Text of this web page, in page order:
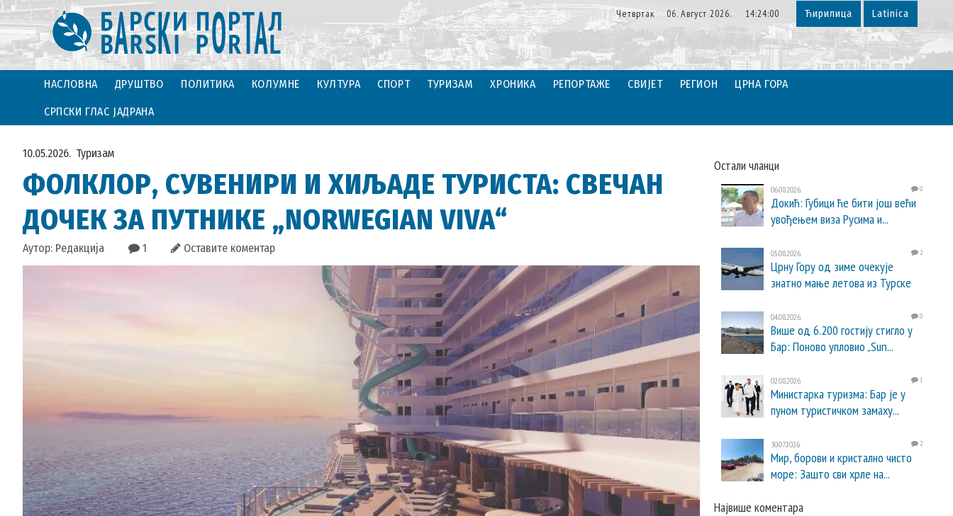
Четвртак 06. Август 2026. 14:24:00 Ћирилица Latinica
НАСЛОВНА ДРУШТВО ПОЛИТИКА КОЛУМНЕ КУЛТУРА СПОРТ ТУРИЗАМ ХРОНИКА РЕПОРТАЖЕ СВИЈЕТ РЕГИОН ЦРНА ГОРА
СРПСКИ ГЛАС ЈАДРАНА
10.05.2026. Туризам
ФОЛКЛОР, СУВЕНИРИ И ХИЉАДЕ ТУРИСТА: СВЕЧАН
ДОЧЕК ЗА ПУТНИКЕ „NORWEGIAN VIVA“
Аутор: Редакција 1 Оставите коментар
Остали чланци
06.08.2026. 0
Докић: Губици ће бити још већи
увођењем виза Русима и...
05.08.2026. 2
Црну Гору од зиме очекује
знатно мање летова из Турске
04.08.2026. 0
Више од 6.200 гостију стигло у
Бар: Поново упловио „Sun...
02.08.2026. 1
Министарка туризма: Бар је у
пуном туристичком замаху...
30.07.2026. 2
Мир, борови и кристално чисто
море: Зашто сви хрле на...
Највише коментара